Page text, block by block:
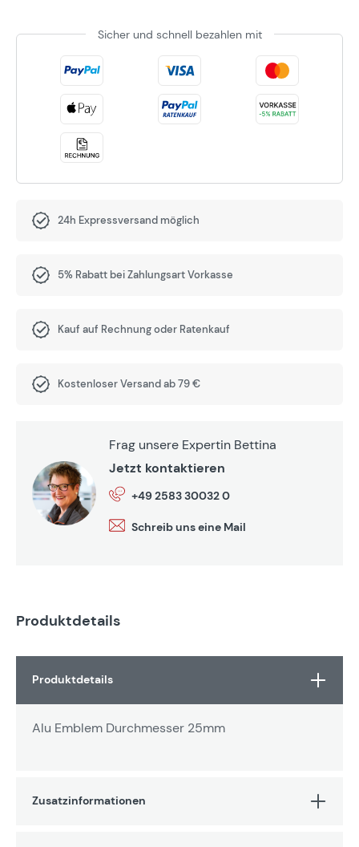
Sicher und schnell bezahlen mit
24h Expressversand möglich
5% Rabatt bei Zahlungsart Vorkasse
Kauf auf Rechnung oder Ratenkauf
Kostenloser Versand ab 79 €
Frag unsere Expertin Bettina
Jetzt kontaktieren
+49 2583 30032 0
Schreib uns eine Mail
Produktdetails
Produktdetails
Alu Emblem Durchmesser 25mm
Zusatzinformationen